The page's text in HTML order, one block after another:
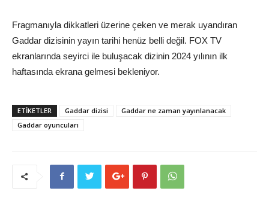
Fragmanıyla dikkatleri üzerine çeken ve merak uyandıran
Gaddar dizisinin yayın tarihi henüz belli değil. FOX TV
ekranlarında seyirci ile buluşacak dizinin 2024 yılının ilk
haftasında ekrana gelmesi bekleniyor.
ETİKETLER Gaddar dizisi
Gaddar ne zaman yayınlanacak
Gaddar oyuncuları